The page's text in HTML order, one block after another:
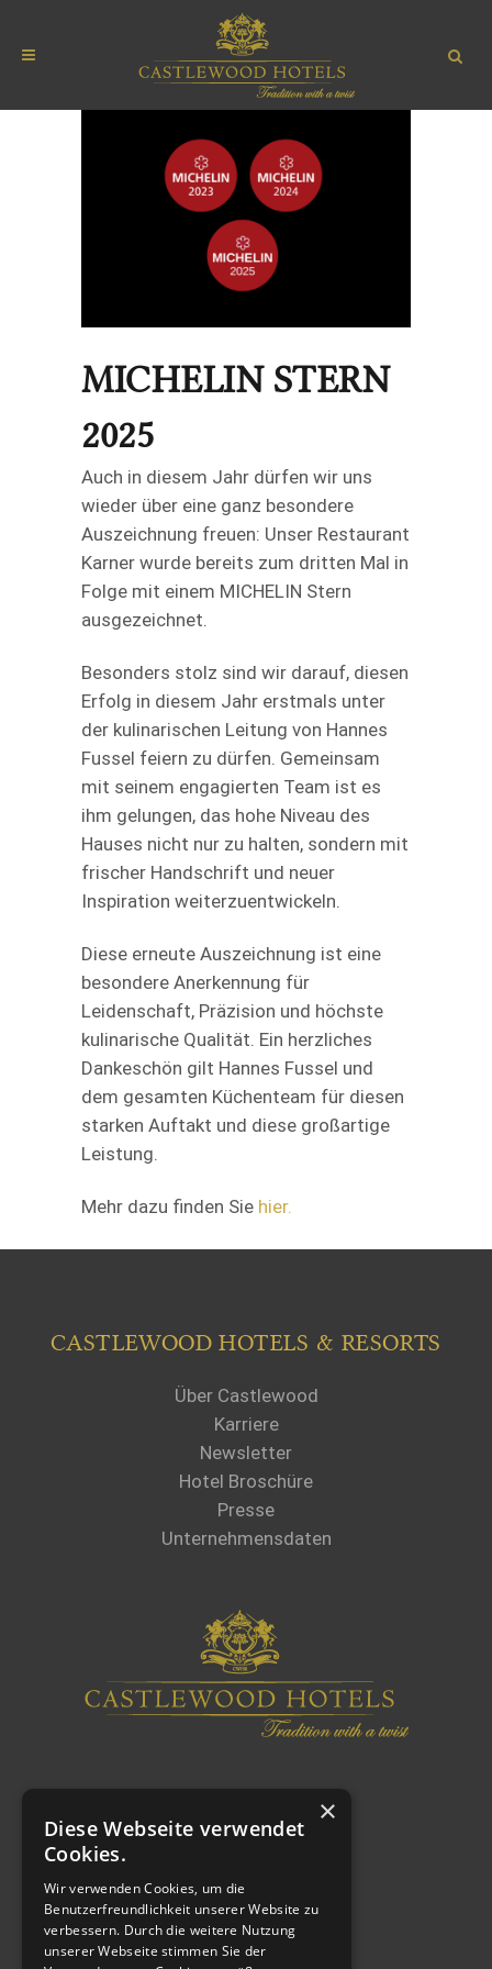
MICHELIN STERN
2025
Auch in diesem Jahr dürfen wir uns
wieder über eine ganz besondere
Auszeichnung freuen: Unser Restaurant
Karner wurde bereits zum dritten Mal in
Folge mit einem MICHELIN Stern
ausgezeichnet.
Besonders stolz sind wir darauf, diesen
Erfolg in diesem Jahr erstmals unter
der kulinarischen Leitung von Hannes
Fussel feiern zu dürfen. Gemeinsam
mit seinem engagierten Team ist es
ihm gelungen, das hohe Niveau des
Hauses nicht nur zu halten, sondern mit
frischer Handschrift und neuer
Inspiration weiterzuentwickeln.
Diese erneute Auszeichnung ist eine
besondere Anerkennung für
Leidenschaft, Präzision und höchste
kulinarische Qualität. Ein herzliches
Dankeschön gilt Hannes Fussel und
dem gesamten Küchenteam für diesen
starken Auftakt und diese großartige
Leistung.
Mehr dazu finden Sie hier.
CASTLEWOOD HOTELS & RESORTS
Über Castlewood
Karriere
Newsletter
Hotel Broschüre
Presse
Unternehmensdaten
WEITERE LINKS
×
Diese Webseite verwendet
Cookies.
Wir verwenden Cookies, um die
Benutzerfreundlichkeit unserer Website zu
verbessern. Durch die weitere Nutzung
unserer Webseite stimmen Sie der